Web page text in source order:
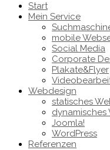
Start
Mein Service
mobile
Social Media
Corporate
Plakate&Flyer
Webdesign
statisches
dynamisches
Joomla!
WordPress
Referenzen